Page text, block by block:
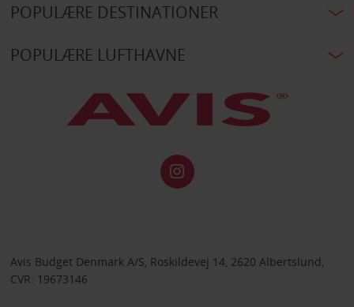
POPULÆRE DESTINATIONER
POPULÆRE LUFTHAVNE
Avis Budget Denmark A/S, Roskildevej 14, 2620 Albertslund,
CVR: 19673146